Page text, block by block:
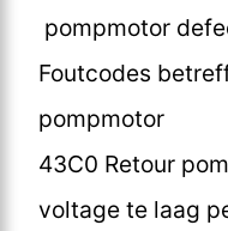
pompmotor
Foutcodes
pompmotor
43C0 Retour
voltage te laag